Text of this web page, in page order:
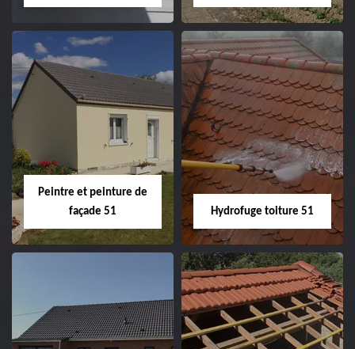
Peintre intérieur
Habillage planche
de rive 51
Peintre et peinture de
façade 51
Peintre et peinture
Hydrofuge toiture 51
Hydrofuge toiture